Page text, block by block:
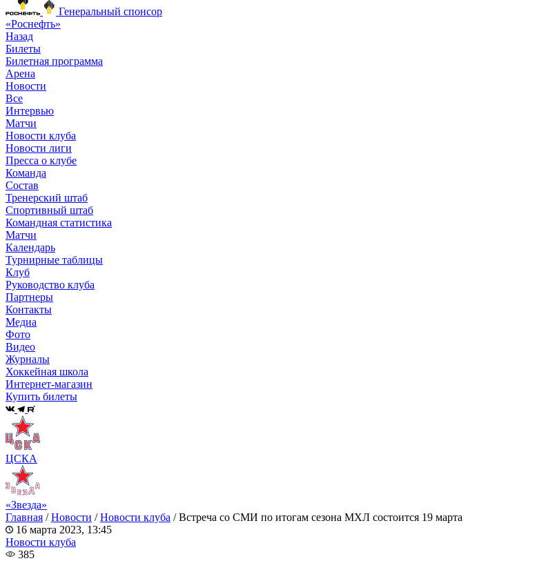
Генеральный спонсор
«Роснефть»
Назад
Билеты
Билетная программа
Арена
Новости
Все
Интервью
Матчи
Новости клуба
Новости лиги
Пресса о клубе
Команда
Состав
Тренерский штаб
Спортивный штаб
Командная статистика
Матчи
Календарь
Турнирные таблицы
Клуб
Руководство клуба
Партнеры
Контакты
Медиа
Фото
Видео
Журналы
Хоккейная школа
Интернет-магазин
Купить билеты
ЦСКА
«Звезда»
Главная /Новости /Новости клуба /Встреча со СМИ по итогам сезона МХЛ состоится 19 марта
16 марта 2023, 13:45
Новости клуба
385